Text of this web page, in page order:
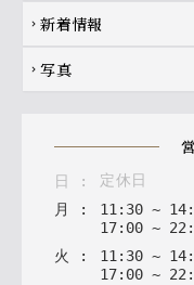
chevron_right 新着情報
chevron_right 写真
日 :
定休日
月
: 11 : 30 ~ 14:
17: 00 ~ 22 :
火
: 11: 30 ~ 14:
17: 00 ~ 22: